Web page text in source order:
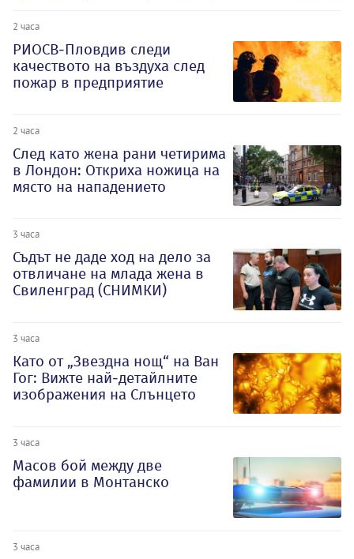
2 часа
РИОСВ-Пловдив следи
качеството на въздуха след
пожар в предприятие
2 часа
След като жена рани четирима
в Лондон: Откриха ножица на
място на нападението
3 часа
Съдът не даде ход на дело за
отвличане на млада жена в
Свиленград (СНИМКИ)
3 часа
Като от „Звездна нощ“ на Ван
Гог: Вижте най-детайлните
изображения на Слънцето
3 часа
Масов бой между две
фамилии в Монтанско
3 часа